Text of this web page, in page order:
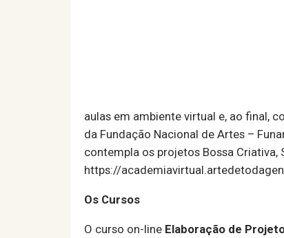
aulas em ambiente virtual e, ao final,
da Fundação Nacional de Artes –
contempla os projetos Bossa Criativa,
https://
Os Cursos
O curso on-line Elaboração de